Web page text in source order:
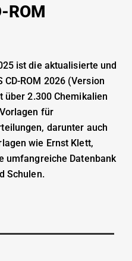
ROM
ist die aktualisierte und
CD-ROM 2026 (Version
über 2.300 Chemikalien
für
darunter auch
wie Ernst Klett,
umfangreiche Datenbank
Schulen.